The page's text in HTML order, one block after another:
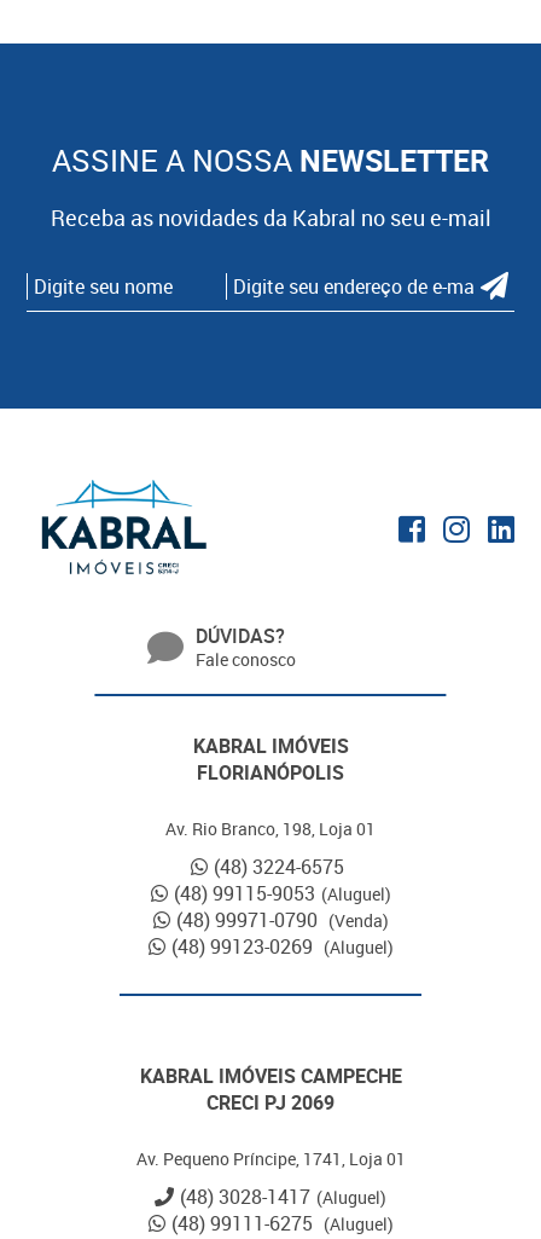
ASSINE A NOSSA NEWSLETTER
Receba as novidades da Kabral no seu e-mail
DÚVIDAS?
Fale conosco
KABRAL IMÓVEIS
FLORIANÓPOLIS
Av. Rio Branco, 198, Loja 01
(48) 3224-6575
(48) 99115-9053 (Aluguel)
(48) 99971-0790 (Venda)
(48) 99123-0269 (Aluguel)
KABRAL IMÓVEIS CAMPECHE
CRECI PJ 2069
Av. Pequeno Príncipe, 1741, Loja 01
(48) 3028-1417 (Aluguel)
(48) 99111-6275 (Aluguel)